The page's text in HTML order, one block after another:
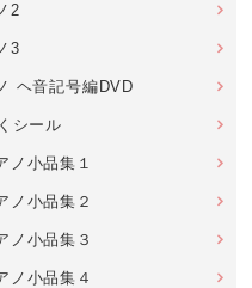
2
3
ヘ音記号編DVD
シール
ノ小品集１
ノ小品集２
ノ小品集３
ノ小品集４